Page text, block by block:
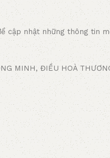
cập nhật những thông tin
MINH, ĐIỀU HOÀ